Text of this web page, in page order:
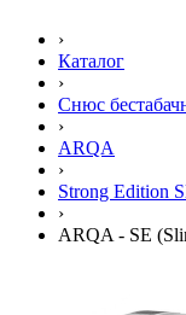
›
Каталог
›
Снюс
›
ARQA
›
Strong Edition
›
ARQA - SE